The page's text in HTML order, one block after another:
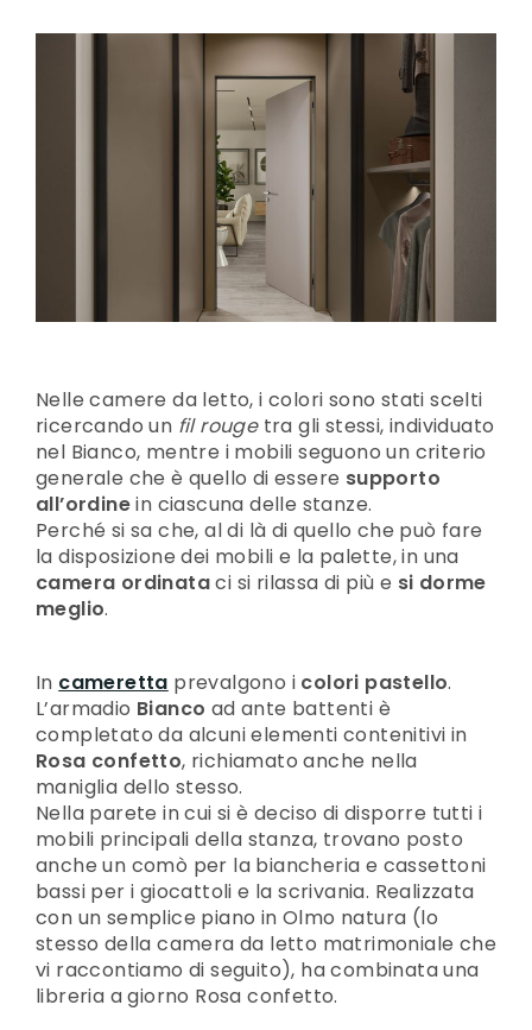
Nelle camere da letto, i colori sono stati scelti
ricercando un fil rougetra gli stessi, individuato
nel Bianco, mentre i mobili seguono un criterio
generale che è quello di essere supporto
all’ordinein ciascuna delle stanze.
Perché si sa che, al di là di quello che può fare
la disposizione dei mobili e la palette, in una
camera ordinataci si rilassa di più e si dorme
meglio.
In cameretta prevalgono i colori pastello.
L’armadio Bianco ad ante battenti è
completato da alcuni elementi contenitivi in
Rosa confetto, richiamato anche nella
maniglia dello stesso.
Nella parete in cui si è deciso di disporre tutti i
mobili principali della stanza, trovano posto
anche un comò per la biancheria e cassettoni
bassi per i giocattoli e la scrivania. Realizzata
con un semplice piano in Olmo natura (lo
stesso della camera da letto matrimoniale che
vi raccontiamo di seguito), ha combinata una
libreria a giorno Rosa confetto.